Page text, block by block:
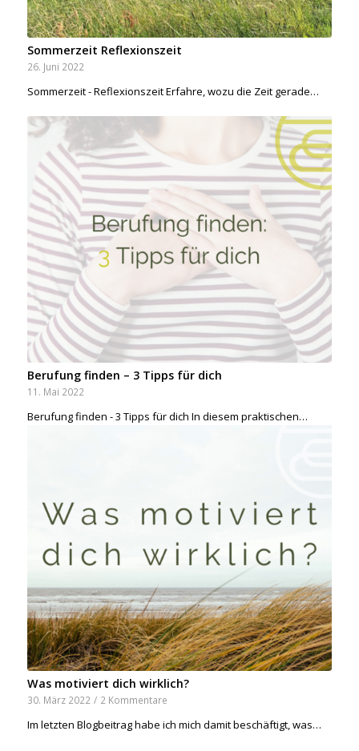
Sommerzeit Reflexionszeit
26. Juni 2022
Sommerzeit - Reflexionszeit Erfahre, wozu die Zeit gerade…
Berufung finden – 3 Tipps für dich
11. Mai 2022
Berufung finden - 3 Tipps für dich In diesem praktischen…
Was motiviert dich wirklich?
30. März 2022 / 2 Kommentare
Im letzten Blogbeitrag habe ich mich damit beschäftigt, was…